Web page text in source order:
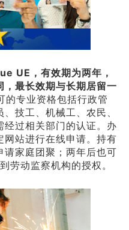
UE，有效期为两年，
最长效期与长期居留一
的专业资格包括行政管
技工、机械工、农民、
经过相关部门的认证。办
站进行在线申请。持有
家庭团聚；两年后也可
劳动监察机构的授权。